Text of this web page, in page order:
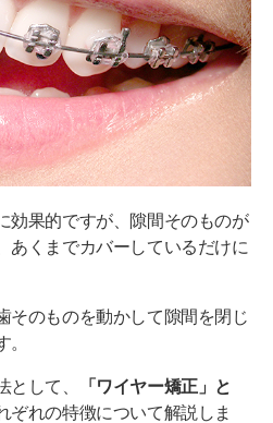
効果的ですが、隙間そのものが
あくまでカバーしているだけに
そのものを動かして隙間を閉じ
として、
「ワイヤー矯正」と
ぞれの特徴について解説しま